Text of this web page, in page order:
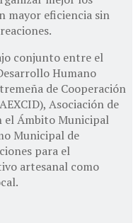
mayor eficiencia sin
conjunto entre el
Humano
de Cooperación
Asociación de
el Ámbito Municipal
Municipal de
para el
artesanal como